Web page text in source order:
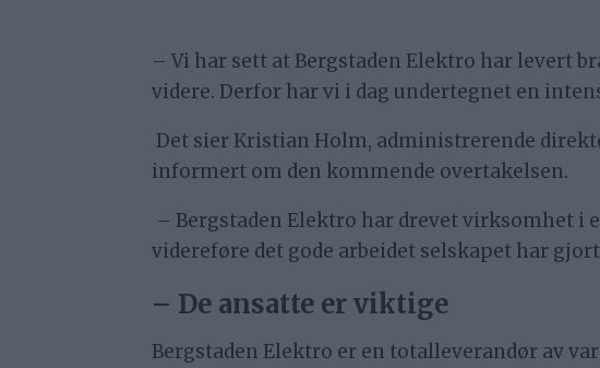
– Vi har sett at Bergstaden Elektro har levert
videre. Derfor har vi i dag undertegnet en
Det sier Kristian Holm, administrerende
informert om den kommende overtakelsen.
– Bergstaden Elektro har drevet virksomhet i
videreføre det gode arbeidet selskapet har
– De ansatte er viktige
Bergstaden Elektro er en totalleverandør av